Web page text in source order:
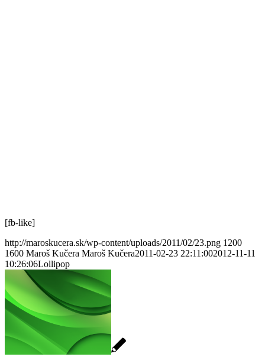
[fb-like]
http://maroskucera.sk/wp-content/uploads/2011/02/23.png 1200
1600 Maroš Kučera Maroš Kučera2011-02-23 22:11:002012-11-11
10:26:06Lollipop